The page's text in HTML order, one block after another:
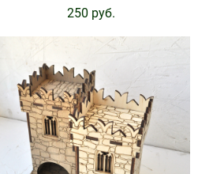
250 pуб.